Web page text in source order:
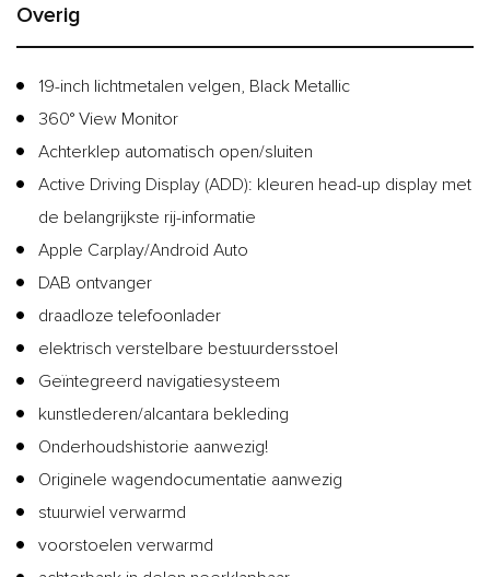
Overig
19-inch lichtmetalen velgen, Black Metallic
360° View Monitor
Achterklep automatisch open/sluiten
Active Driving Display (ADD): kleuren head-up display met
de belangrijkste rij-informatie
Apple Carplay/Android Auto
DAB ontvanger
draadloze telefoonlader
elektrisch verstelbare bestuurdersstoel
Geïntegreerd navigatiesysteem
kunstlederen/alcantara bekleding
Onderhoudshistorie aanwezig!
Originele wagendocumentatie aanwezig
stuurwiel verwarmd
voorstoelen verwarmd